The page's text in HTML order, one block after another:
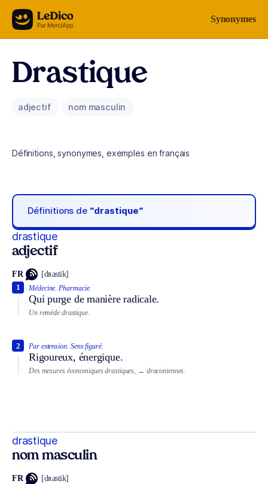
Aller au contenu Synonymes
Drastique
adjectif nom masculin
Définitions, synonymes, exemples en français
Définitions de “drastique“
drastique
adjectif
FR [dʀastik]
Médecine. Pharmacie.
Qui purge de manière radicale.
1
Un remède drastique.
Par extension. Sens figuré.
Rigoureux, énergique.
2
Des mesures économiques drastiques, → draconiennes.
drastique
nom masculin
FR [dʀastik]